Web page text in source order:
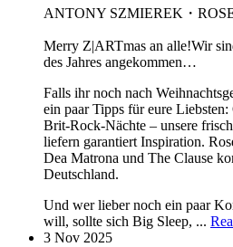
ANTONY SZMIEREK・
Merry Z|ARTmas an alle!Wir
des Jahres angekommen…
Falls ihr noch nach
ein paar Tipps für eure
Brit-Rock-Nächte – unsere
liefern garantiert Inspiration.
Dea Matrona und The Clause
Deutschland.
Und wer lieber noch ein paar
will, sollte sich Big Sleep, ...
3 Nov 2025